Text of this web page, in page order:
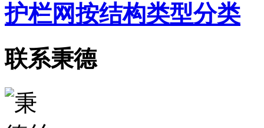
护栏网按结构类型分类
联系秉德